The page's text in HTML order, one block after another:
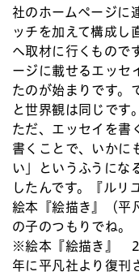
社のホームページに
ッチを加えて構成し
へ取材に行くもので
ージに載せるエッセ
たのが始まりです。
と世界観は同じです。
ただ、エッセイを書
書くことで、いかに
い」というふうにな
したんです。『ルリ
絵本『絵描き』（平
の子のつもりでね。
※絵本『絵描き』
年に平凡社より復刊